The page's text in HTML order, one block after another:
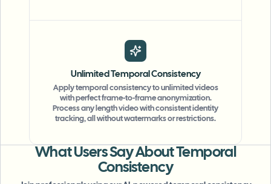
Unlimited Temporal Consistency
Apply temporal consistency to unlimited videos
with perfect frame-to-frame anonymization.
Process any length video with consistent identity
tracking, all without watermarks or restrictions.
What Users Say About Temporal
Consistency
The blur tools are a lifesaver — I can softly
blur distracting backgrounds and
my vlogs. "